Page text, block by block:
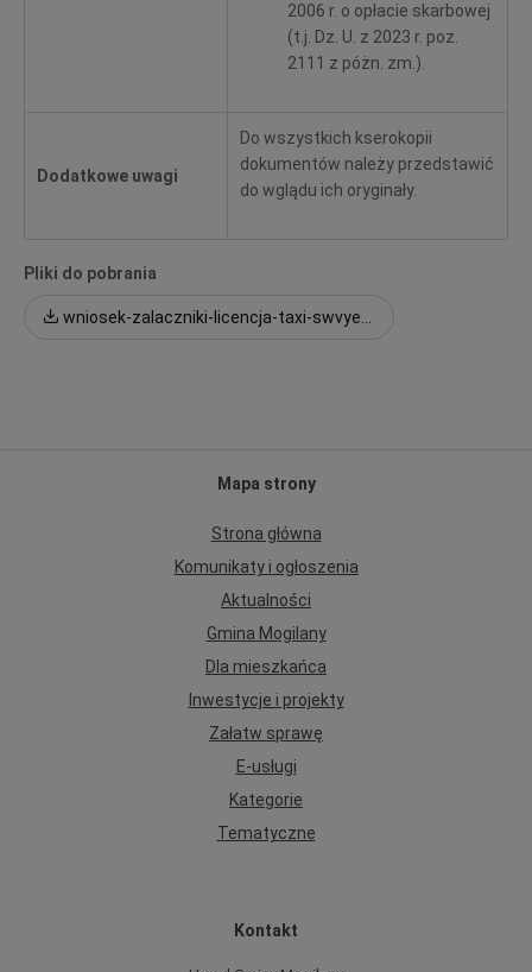
2006 r. o opłacie skarbowej
(t.j. Dz. U. z 2023 r. poz.
2111 z póżn. zm.).
Dodatkowe uwagi
Do wszystkich kserokopii
dokumentów należy przedstawić
do wglądu ich oryginały.
Pliki do pobrania
wniosek-zalaczniki-licencja-taxi-swvyevvvgus.docx
Mapa strony
Strona główna
Komunikaty i ogłoszenia
Aktualności
Gmina Mogilany
Dla mieszkańca
Inwestycje i projekty
Załatw sprawę
E-usługi
Kategorie
Tematyczne
Kontakt